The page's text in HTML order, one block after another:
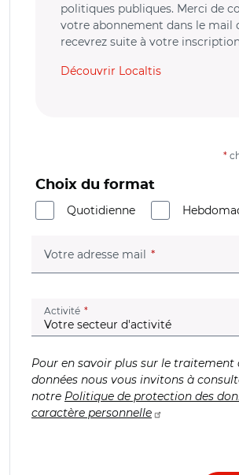
politiques publiques. Merci de
votre abonnement dans le mail
recevrez suite à votre
Découvrir Localtis
*
Choix du format
Quotidienne
Votre adresse mail (champ
Activité (champ obligatoire)
Pour en savoir plus sur le traitement
données nous vous invitons à
notre Politique de protection des
caractère personnelle